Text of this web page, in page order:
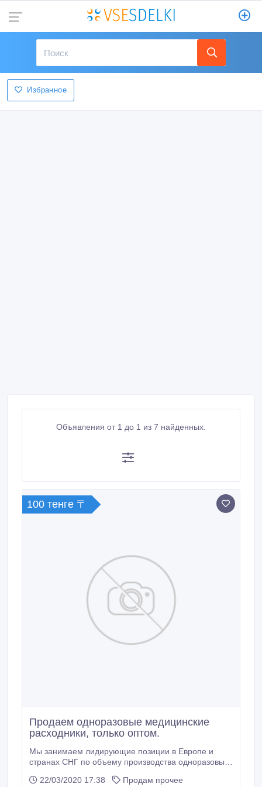
Избранное
Объявления от 1 до 1 из 7 найденных.
100 тенге 〒
Продаем одноразовые медицинские
расходники, только оптом.
Мы занимаем лидирующие позиции в Европе и
странах СНГ по объему производства одноразовых
масок в год. Со все й продукцией вы можете
22/03/2020 17:38
Продам прочее